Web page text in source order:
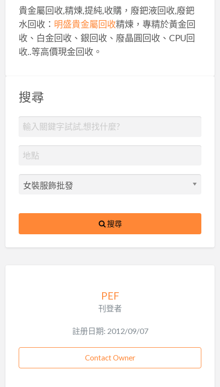
貴金屬回收,精煉,提純,收購，廢鈀液回收,廢鈀
水回收： 明盛貴金屬回收精煉，專精於黃金回
收、白金回收、銀回收、廢晶圓回收、CPU回
收..等高價現金回收。
搜尋
搜尋
PEF
刊登者
註册日期: 2012/09/07
Contact Owner